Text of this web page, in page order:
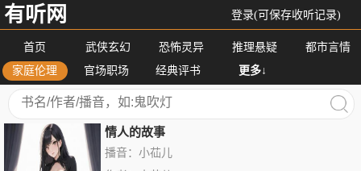
有听网 登录(可保存收听记录)
首页 武侠玄幻 恐怖灵异 推理悬疑
都市言情
家庭伦理
官场职场 经典评书 更多↓
情人的故事
播音：小苮儿